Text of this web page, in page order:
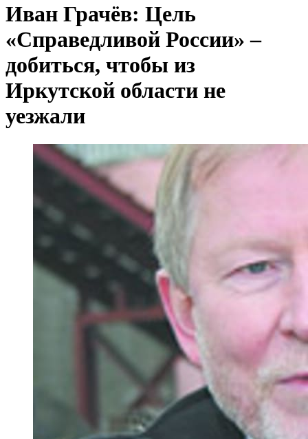
Иван Грачёв: Цель
«Справедливой России» –
добиться, чтобы из
Иркутской области не
уезжали